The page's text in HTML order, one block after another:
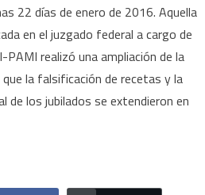
22 días de enero de 2016. Aquella
en el juzgado federal a cargo de
PAMI realizó una ampliación de la
la falsificación de recetas y la
de los jubilados se extendieron en